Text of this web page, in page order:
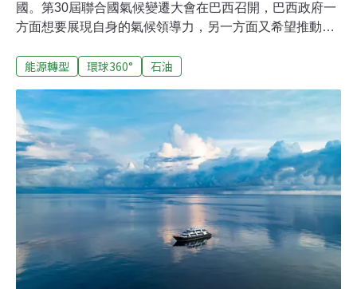
國。第30屆聯合國氣候變遷大會在巴西召開，巴西政府一
方面想要展現自身的氣候領導力，另一方面又希望推動一
以來首次超過大豆，成為巴西主要的出口產品。根據政府
美元，超過了大豆的430億美元。過去五年巴西的原油出
口額增加了一倍多，較十年前幾乎翻了兩倍。中國是這項
需求背後的主要驅動力。根據巴西政府的數據，2024年中
國吸收了巴西44%的原油出口，其次是美國（13%）和西
班牙（11%）。過去十年間，對中原油出口額也翻了兩
倍。以噸位算，中國的佔比雖然不那麼顯著，但依然突
出。不過，儘管過去十年間中國對巴西石油的需求增加了
兩倍，但消費量卻與五年前相仿。專家表示，考慮到美國
總統川普發起了對中貿易戰，這一趨勢短期內可能會更加
明顯。 2月，中國採取反制措
能源轉型 環球360° 石油